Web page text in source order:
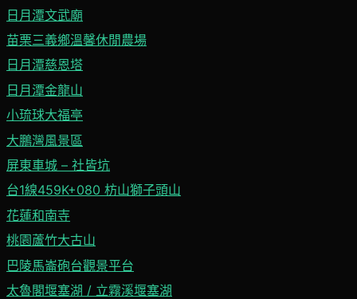
日月潭文武廟
苗栗三義鄉溫馨休閒農場
日月潭慈恩塔
日月潭金龍山
小琉球大福亭
大鵬灣風景區
屏東車城 – 社皆坑
台1線459K+080 枋山獅子頭山
花蓮和南寺
桃園蘆竹大古山
巴陵馬崙砲台觀景平台
太魯閣堰塞湖 / 立霧溪堰塞湖